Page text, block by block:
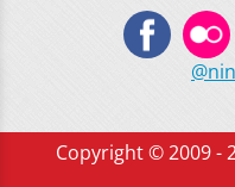
Copyright © 2009 -